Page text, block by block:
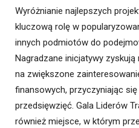
Wyróżnianie najlepszych
kluczową rolę w
innych podmiotów do
Nagradzane inicjatywy zyskują
na zwiększone
finansowych, przyczyniając
przedsięwzięć. Gala Liderów
również miejsce, w którym